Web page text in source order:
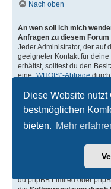
Diese Website
bestmöglichen
bieten. Mehr
Nach oben
An wen soll ich mich
Anfragen zu diesem Forum
Jeder Administrator, der auf
geeigneter Kontakt für
erhältst, solltest du den
eine„WHOIS“-Abfrage
kostenlosen Webhoster
den Support oder den
beachte, dass phpBB
e. V. (phpBB.de) absolut
oder die Benutzer der
zur Verantwortung
mit jeglichen juristischen
phpbb.com, phpbb.de oder
du phpBB Limited oder